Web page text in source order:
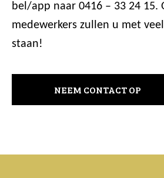
bel/app naar 0416 – 33 24 15.
medewerkers zullen u met
staan!
NEEM CONTACT OP